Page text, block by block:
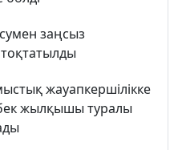
заңсыз
жауапкершілікке
жылқышы туралы